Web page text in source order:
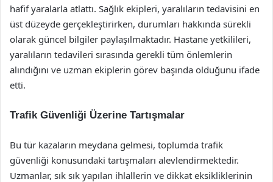
hafif yaralarla atlattı. Sağlık ekipleri, yaralıların tedavisini en
üst düzeyde gerçekleştirirken, durumları hakkında sürekli
olarak güncel bilgiler paylaşılmaktadır. Hastane yetkilileri,
yaralıların tedavileri sırasında gerekli tüm önlemlerin
alındığını ve uzman ekiplerin görev başında olduğunu ifade
etti.
Trafik Güvenliği Üzerine Tartışmalar
Bu tür kazaların meydana gelmesi, toplumda trafik
güvenliği konusundaki tartışmaları alevlendirmektedir.
Uzmanlar, sık sık yapılan ihlallerin ve dikkat eksikliklerinin